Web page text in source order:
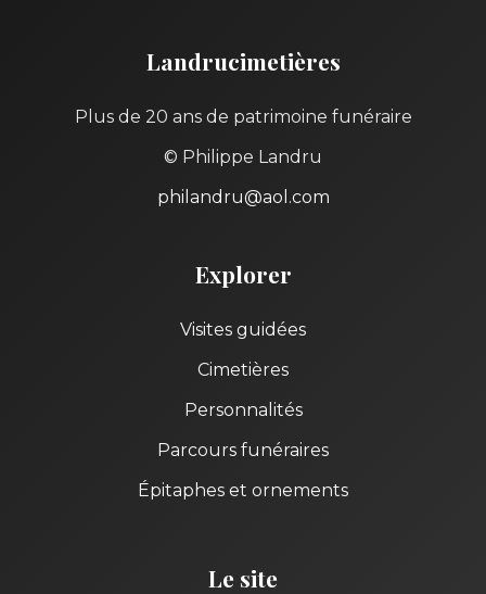
Landrucimetières
Plus de 20 ans de patrimoine funéraire
© Philippe Landru
philandru@aol.com
Explorer
Visites guidées
Cimetières
Personnalités
Parcours funéraires
Épitaphes et ornements
Le site